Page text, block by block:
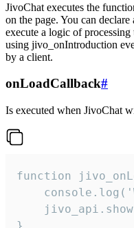
JivoChat executes the
on the page. You can
execute a logic of
using jivo_onIntroduction
by a client.
onLoadCallback#
Is executed when JivoChat
function